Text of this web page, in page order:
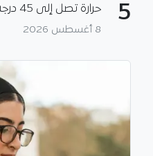
5 حرارة تصل إلى 45 درجة.. تحذير من موجة حر
8 أغسطس 2026